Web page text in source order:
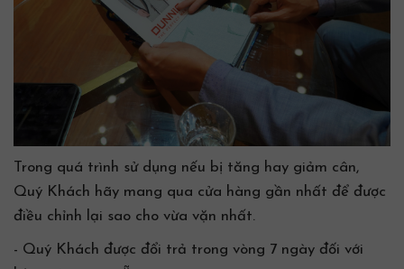
Trong quá trình sử dụng nếu bị tăng hay giảm cân,
Quý Khách hãy mang qua cửa hàng gần nhất để được
điều chỉnh lại sao cho vừa vặn nhất.
- Quý Khách được đổi trả trong vòng 7 ngày đối với